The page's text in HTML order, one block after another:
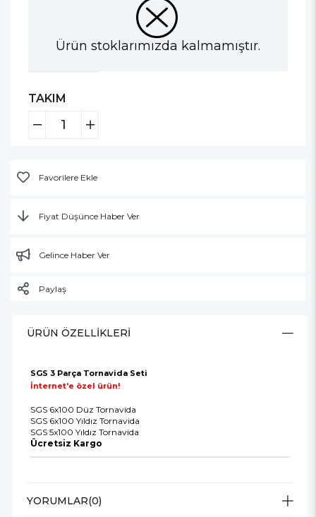
Ürün stoklarımızda kalmamıştır.
TAKIM
Favorilere Ekle
Fiyat Düşünce Haber Ver
Gelince Haber Ver
Paylaş
ÜRÜN ÖZELLIKLERI
SGS 3 Parça Tornavida Seti
İnternet'e özel ürün!
SGS 6x100 Düz Tornavida
SGS 6x100 Yıldız Tornavida
SGS 5x100 Yıldız Tornavida
Ücretsiz Kargo
YORUMLAR(0)